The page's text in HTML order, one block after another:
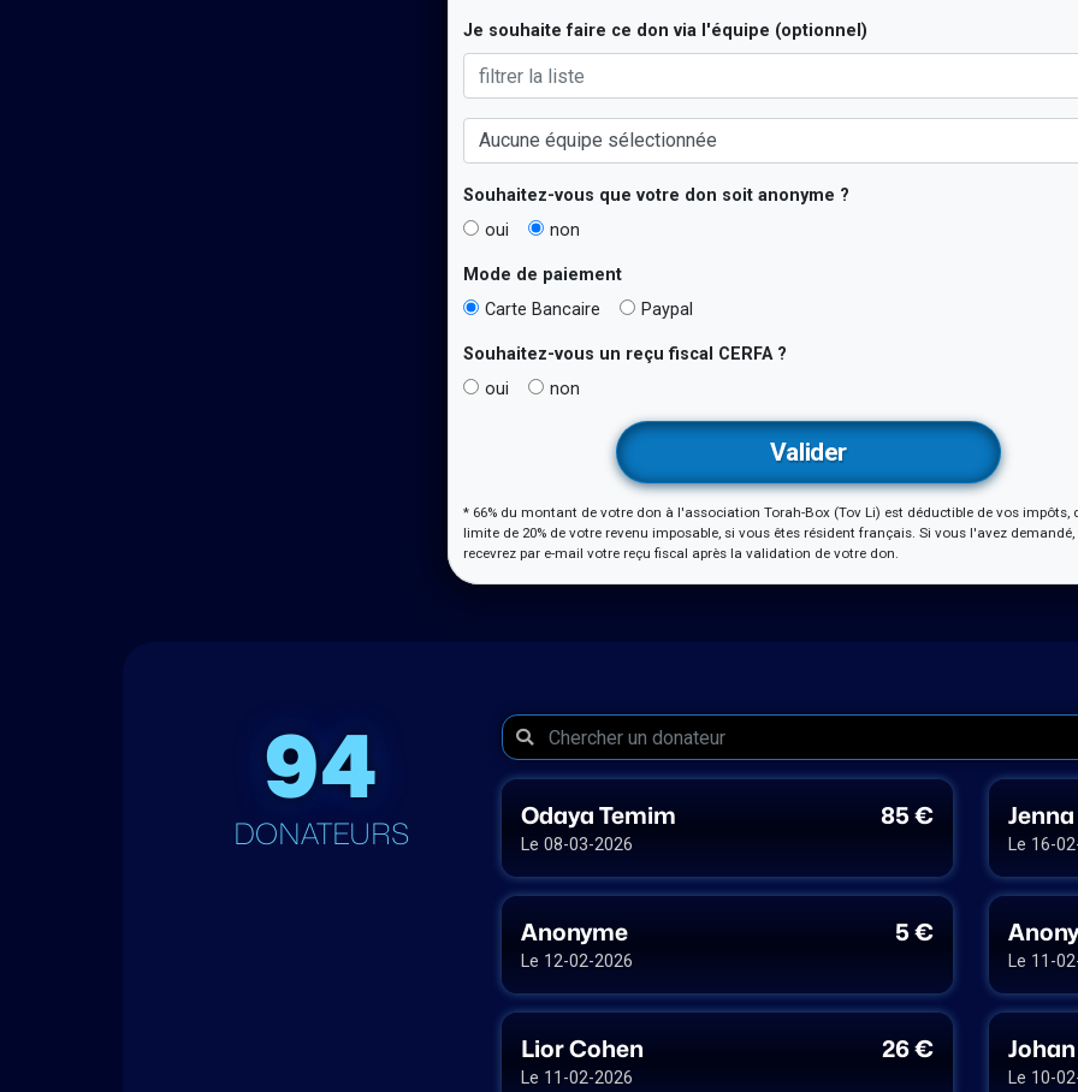
Je souhaite faire ce don via l'équipe (optionnel)
Souhaitez-vous que votre don soit anonyme ?
oui
non
Mode de paiement
Carte Bancaire
Paypal
Souhaitez-vous un reçu fiscal CERFA?
oui
non
* 66% du montant de votre don à l'association Torah-Box (Tov Li) est déductible de vos impôts,
limite de 20% de votre revenu imposable, si vous êtes résident français. Si vous l'avez
recevrez par e-mail votre reçu fiscal après la validation de votre don.
94
DONATEURS
Odaya Temim 85 €
Le 08-03-2026 Le 16-
Anonyme 5 €
Le 12-02-2026 Le 11-
Lior Cohen 26 €
Le 11-02-2026 Le 10-